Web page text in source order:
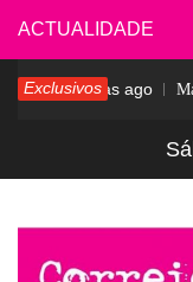
Skip
to
content
ACTUALIDADE
Exclusivos6 dias ago